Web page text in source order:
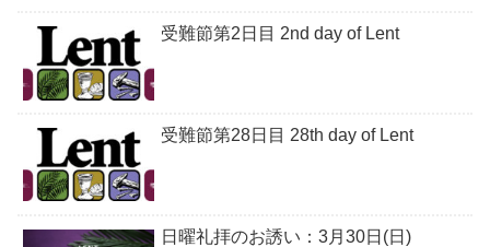
受難節第2日目 2nd day of Lent
受難節第28日目 28th day of Lent
日曜礼拝のお誘い：3月30日(日)